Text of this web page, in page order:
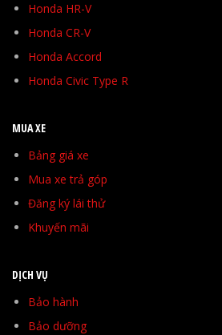
Honda HR-V
Honda CR-V
Honda Accord
Honda Civic Type R
MUA XE
Bảng giá xe
Mua xe trả góp
Đăng ký lái thử
Khuyến mãi
DỊCH VỤ
Bảo hành
Bảo dưỡng